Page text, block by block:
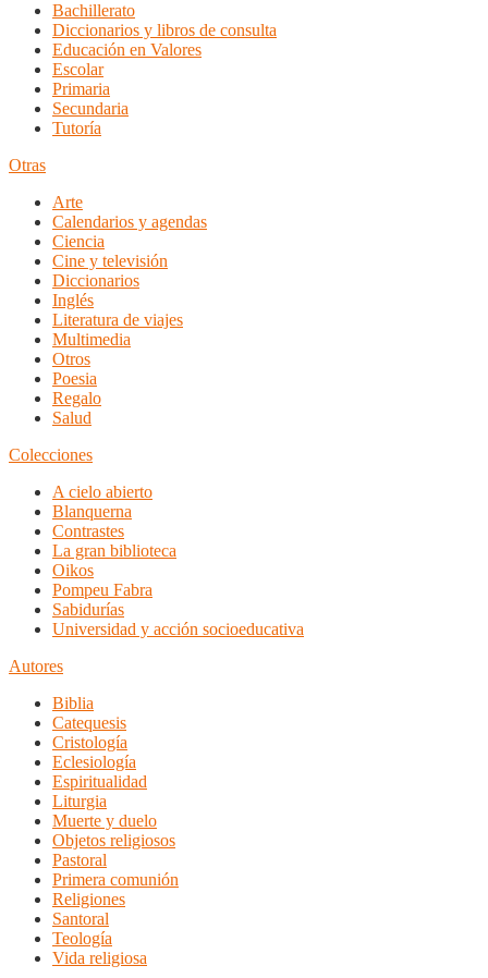
Bachillerato
Diccionarios y libros de consulta
Educación en Valores
Escolar
Primaria
Secundaria
Tutoría
Otras
Arte
Calendarios y agendas
Ciencia
Cine y televisión
Diccionarios
Inglés
Literatura de viajes
Multimedia
Otros
Poesia
Regalo
Salud
Colecciones
A cielo abierto
Blanquerna
Contrastes
La gran biblioteca
Oikos
Pompeu Fabra
Sabidurías
Universidad y acción socioeducativa
Autores
Biblia
Catequesis
Cristología
Eclesiología
Espiritualidad
Liturgia
Muerte y duelo
Objetos religiosos
Pastoral
Primera comunión
Religiones
Santoral
Teología
Vida religiosa